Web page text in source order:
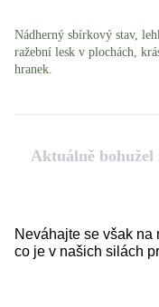
Nádherný sbírkový stav,
ražební lesk v plochách,
hranek.
Aktuálně bohužel
Neváhajte se však na
co je v našich silách